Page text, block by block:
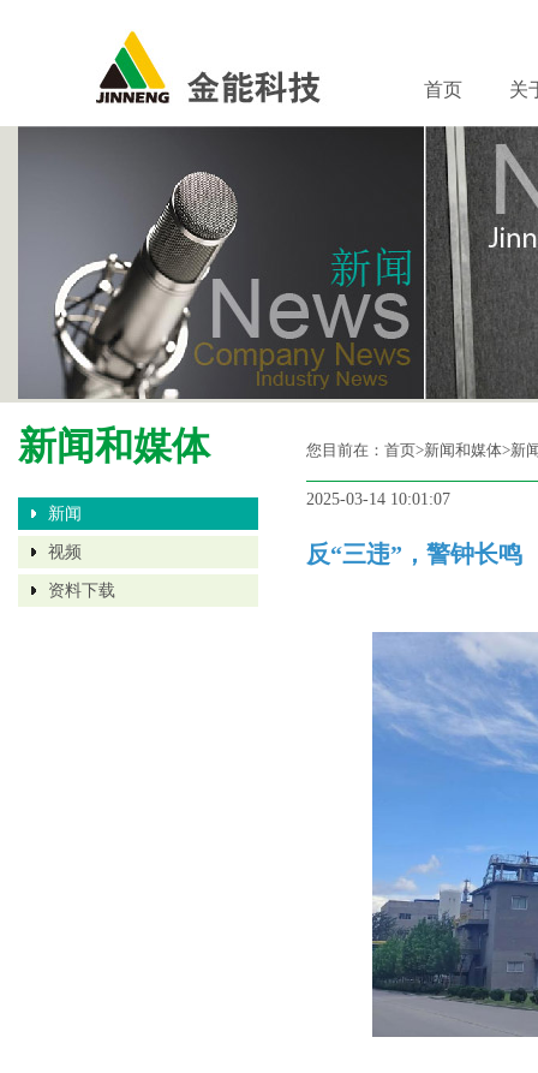
首页 关
新闻和媒体
新闻
视频
资料下载
您目前在： 首页>新闻和媒体>新
2025-03-14 10:01:07
反“三违”，警钟长鸣